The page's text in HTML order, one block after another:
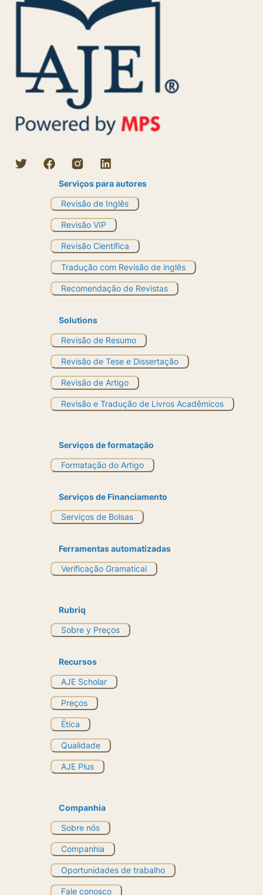
Serviços para autores
Revisão de Inglês
Revisão VIP
Revisão Científica
Tradução com Revisão de inglês
Recomendação de Revistas
Solutions
Revisão de Resumo
Revisão de Tese e Dissertação
Revisão de Artigo
Revisão e Tradução de Livros Acadêmicos
Serviços de formatação
Formatação do Artigo
Serviços de Financiamento
Serviços de Bolsas
Ferramentas automatizadas
Verificação Gramatical
Rubriq
Sobre y Preços
Recursos
AJE Scholar
Preços
Ética
Qualidade
AJE Plus
Companhia
Sobre nós
Companhia
Oportunidades de trabalho
Fale conosco